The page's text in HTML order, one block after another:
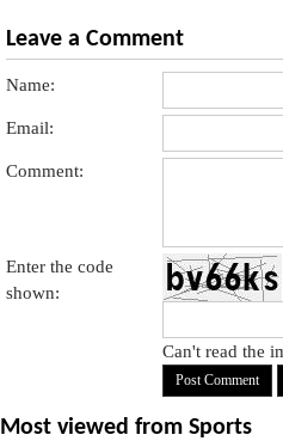
Leave a Comment
Name:
Email:
Comment:
Enter the code
shown:
Can't read the
Most viewed from Sports